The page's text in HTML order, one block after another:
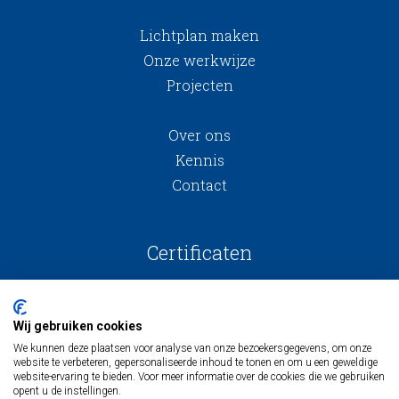
Lichtplan maken
Onze werkwijze
Projecten
Over ons
Kennis
Contact
Certificaten
Wij gebruiken cookies
We kunnen deze plaatsen voor analyse van onze bezoekersgegevens, om onze
website te verbeteren, gepersonaliseerde inhoud te tonen en om u een geweldige
website-ervaring te bieden. Voor meer informatie over de cookies die we gebruiken
opent u de instellingen.